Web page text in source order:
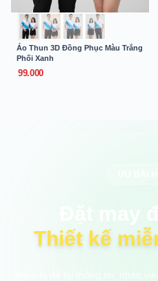
Áo Thun 3D Đồng Phục Màu Trắng
Phối Xanh
99.000
Thiết kế